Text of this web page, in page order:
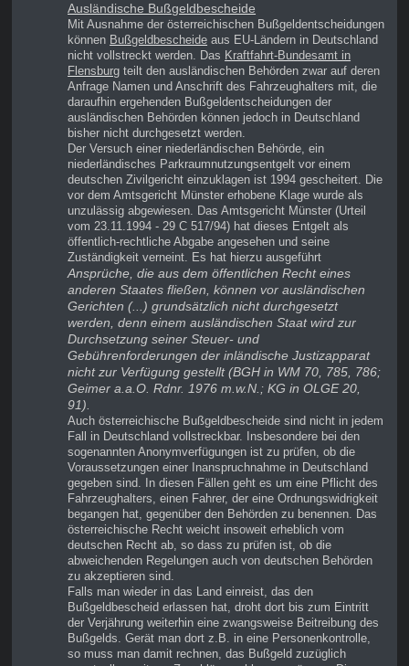
Ausländische Bußgeldbescheide
Mit Ausnahme der österreichischen Bußgeldentscheidungen
können Bußgeldbescheide aus EU-Ländern in Deutschland
nicht vollstreckt werden. Das Kraftfahrt-Bundesamt in
Flensburg teilt den ausländischen Behörden zwar auf deren
Anfrage Namen und Anschrift des Fahrzeughalters mit, die
daraufhin ergehenden Bußgeldentscheidungen der
ausländischen Behörden können jedoch in Deutschland
bisher nicht durchgesetzt werden.
Der Versuch einer niederländischen Behörde, ein
niederländisches Parkraumnutzungsentgelt vor einem
deutschen Zivilgericht einzuklagen ist 1994 gescheitert. Die
vor dem Amtsgericht Münster erhobene Klage wurde als
unzulässig abgewiesen. Das Amtsgericht Münster (Urteil
vom 23.11.1994 - 29 C 517/94) hat dieses Entgelt als
öffentlich-rechtliche Abgabe angesehen und seine
Zuständigkeit verneint. Es hat hierzu ausgeführt
Ansprüche, die aus dem öffentlichen Recht eines
anderen Staates fließen, können vor ausländischen
Gerichten (...) grundsätzlich nicht durchgesetzt
werden, denn einem aus­ländischen Staat wird zur
Durchsetzung seiner Steuer- und
Gebührenforderungen der in­ländische Justizapparat
nicht zur Verfügung gestellt (BGH in WM 70, 785, 786;
Geimer a.a.O. Rdnr. 1976 m.w.N.; KG in OLGE 20,
91).
Auch österreichische Bußgeldbescheide sind nicht in jedem
Fall in Deutschland vollstreckbar. Insbesondere bei den
sogenannten Anonymverfügungen ist zu prüfen, ob die
Voraussetzungen einer Inanspruchnahme in Deutschland
gegeben sind. In diesen Fällen geht es um eine Pflicht des
Fahrzeughalters, einen Fahrer, der eine Ordnungswidrigkeit
begangen hat, gegenüber den Behörden zu benennen. Das
österreichische Recht weicht insoweit erheblich vom
deutschen Recht ab, so dass zu prüfen ist, ob die
abweichenden Regelungen auch von deutschen Behörden
zu akzeptieren sind.
Falls man wieder in das Land einreist, das den
Bußgeldbescheid erlassen hat, droht dort bis zum Eintritt
der Verjährung weiterhin eine zwangsweise Beitreibung des
Bußgelds. Gerät man dort z.B. in eine Personenkontrolle,
so muss man damit rechnen, das Bußgeld zuzüglich